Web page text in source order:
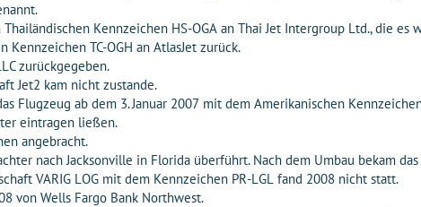
Kennzeichen HS-OGA an Thai Jet Intergroup Ltd., die
TC-OGH an AtlasJet zurück.
zurückgegeben.
Jet2 kam nicht zustande.
Flugzeug ab dem 3. Januar 2007 mit dem Amerikanischen
eintragen ließen.
angebracht.
nach Jacksonville in Florida überführt. Nach dem Umbau bekam
VARIG LOG mit dem Kennzeichen PR-LGL fand 2008 nicht statt.
von Wells Fargo Bank Northwest.